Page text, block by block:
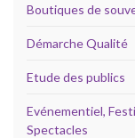
Boutiques de
Démarche Qualité
Etude des publics
Evénementiel,
Spectacles